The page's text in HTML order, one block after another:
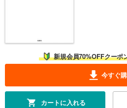
新規会員70%OFFクーポ
今すぐ
カートに入れる